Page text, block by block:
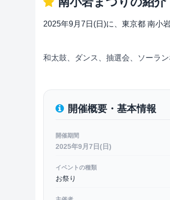
2025年9月7日(日)に、東京都 南小
和太鼓、ダンス、抽選会、ソーラン
開催概要・基本情報
開催期間
2025年9月7日(日)
イベントの種類
お祭り